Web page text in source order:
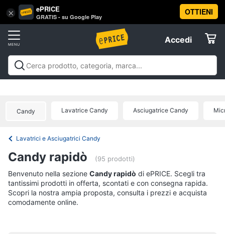
× ePRICE
GRATIS - su Google Play
OTTIENI
Accedi
Accedi
Registrati
Offerte
Tv
e
Home
Cinema
Vai
al
Candy Lavatrice Candy Asciugatrice Candy
Lavatrici e Asciugatrici Candy
Candy rapidò (95 prodotti)
Benvenuto nella sezione Candy rapidò di ePRICE. Scegli tra
tantissimi prodotti in offerta, scontati e con consegna rapida.
Scopri la nostra ampia proposta, consulta i prezzi e acquista
comodamente online.